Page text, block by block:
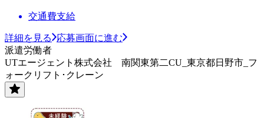
交通費支給
詳細を見る
応募画面に進む
派遣労働者
UTエージェント株式会社 南関東第二CU_東京都日野市_フ
ォークリフト･クレーン